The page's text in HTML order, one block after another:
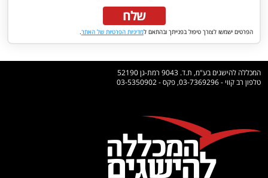
שלח
הפרטים ישמשו לצורך טיפול בפנייתך ובהתאם למדיניות הפרטיות של האתר.
המכללה להישגים בע"מ, ת.ד. 9043 רמת-גן 52190
טלפון רב קווי - 03-7369296, פקס - 03-5350902